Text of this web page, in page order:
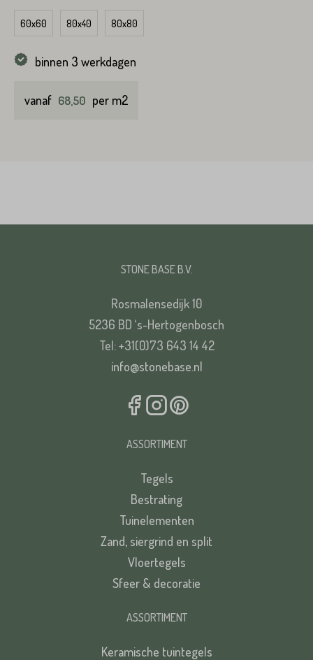
60x60 80x40 80x80
binnen 3 werkdagen
vanaf 68,50 per m2
STONE BASE B.V.
Rosmalensedijk 10
5236 BD ‘s-Hertogenbosch
Tel: +31(0)73 643 14 42
info@stonebase.nl
ASSORTIMENT
Tegels
Bestrating
Tuinelementen
Zand, siergrind en split
Vloertegels
Sfeer & decoratie
ASSORTIMENT
Keramische tuintegels